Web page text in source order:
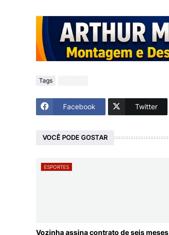
Tags
Facebook Twitter
VOCÊ PODE GOSTAR
ESPORTES
Vozinha assina contrato de seis meses